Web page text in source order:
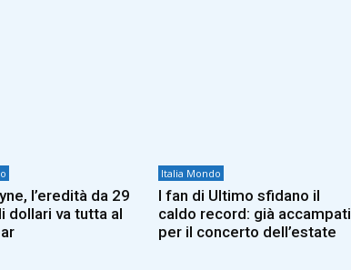
l’eredità da 29
dollari va tutta al
Italia Mondo
I fan di Ultimo sfidano il
caldo record: già accampati
per il concerto dell’estate